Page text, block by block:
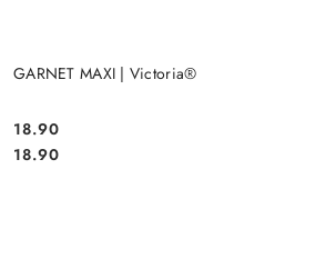
GARNET MAXI | Victoria®
Cena:
18.90
Cena:
18.90